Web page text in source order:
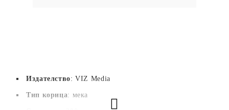
Издателство: VIZ Media
Тип корица: мека